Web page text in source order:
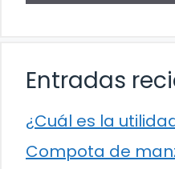
Entradas
¿Cuál es la
Compota de